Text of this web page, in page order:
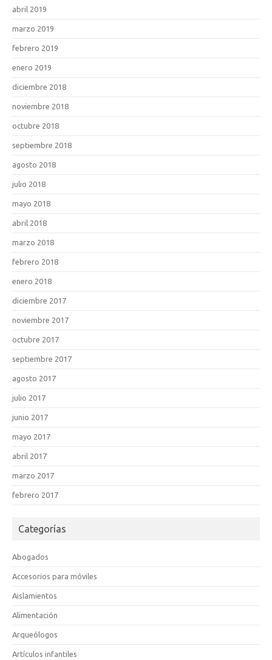
abril 2019
marzo 2019
febrero 2019
enero 2019
diciembre 2018
noviembre 2018
octubre 2018
septiembre 2018
agosto 2018
julio 2018
mayo 2018
abril 2018
marzo 2018
febrero 2018
enero 2018
diciembre 2017
noviembre 2017
octubre 2017
septiembre 2017
agosto 2017
julio 2017
junio 2017
mayo 2017
abril 2017
marzo 2017
febrero 2017
Categorías
Abogados
Accesorios para móviles
Aislamientos
Alimentación
Arqueólogos
Artículos infantiles